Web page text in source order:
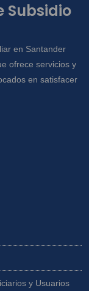
Subsidio
en Santander
ofrece servicios y
en satisfacer
y Usuarios